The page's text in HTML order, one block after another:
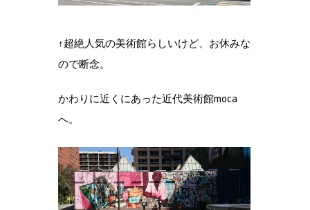
↑超絶人気の美術館らしいけど、お休みな
ので断念。
かわりに近くにあった近代美術館moca
へ。